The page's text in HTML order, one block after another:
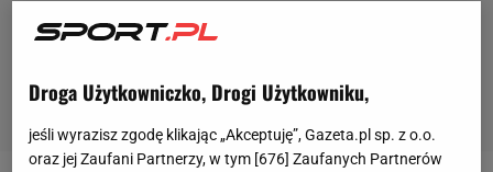
Droga Użytkowniczko, Drogi Użytkowniku,
jeśli wyrazisz zgodę klikając „Akceptuję”, Gazeta.pl sp. z o.o.
oraz jej Zaufani Partnerzy, w tym [676] Zaufanych Partnerów